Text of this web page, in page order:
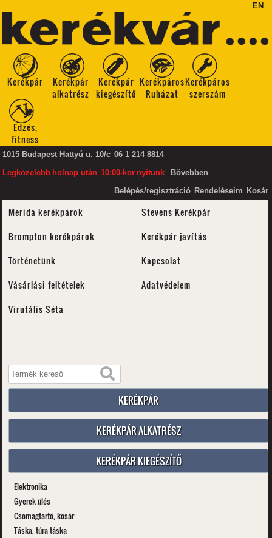
EN
Kerékpár
Kerékpár
alkatrész
Kerékpár
kiegészítő
Kerékpáros
Ruházat
Kerékpáros
szerszám
Edzés,
fitness
1015 Budapest Hattyú u. 10/c 06 1 214 8814
Legközelebb holnap után 10:00-kor nyitunk
Bővebben
Belépés/regisztráció Rendeléseim Kosár
Merida kerékpárok
Stevens Kerékpár
Brompton kerékpárok
Kerékpár javítás
Történetünk
Kapcsolat
Vásárlási feltételek
Adatvédelem
Virutális Séta
KERÉKPÁR
KERÉKPÁR ALKATRÉSZ
KERÉKPÁR KIEGÉSZÍTŐ
Elektronika
Gyerek ülés
Csomagtartó, kosár
Táska, túra táska